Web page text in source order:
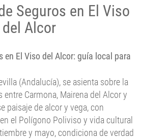
Seguros en El Viso
del Alcor
en El Viso del Alcor: guía local para
(Andalucía), se asienta sobre la
entre Carmona, Mairena del Alcor y
paisaje de alcor y vega, con
el Polígono Poliviso y vida cultural
y mayo, condiciona de verdad